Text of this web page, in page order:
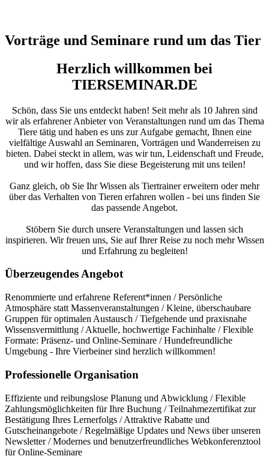
Vorträge und Seminare rund um das Tier
Herzlich willkommen bei
TIERSEMINAR.DE
Schön, dass Sie uns entdeckt haben! Seit mehr als 10 Jahren sind
wir als erfahrener Anbieter von Veranstaltungen rund um das Thema
Tiere tätig und haben es uns zur Aufgabe gemacht, Ihnen eine
vielfältige Auswahl an Seminaren, Vorträgen und Wanderreisen zu
bieten. Dabei steckt in allem, was wir tun, Leidenschaft und Freude,
und wir hoffen, dass Sie diese Begeisterung mit uns teilen!
Ganz gleich, ob Sie Ihr Wissen als Tiertrainer erweitern oder mehr
über das Verhalten von Tieren erfahren wollen - bei uns finden Sie
das passende Angebot.
Stöbern Sie durch unsere Veranstaltungen und lassen sich
inspirieren. Wir freuen uns, Sie auf Ihrer Reise zu noch mehr Wissen
und Erfahrung zu begleiten!
Überzeugendes Angebot
Renommierte und erfahrene Referent*innen / Persönliche
Atmosphäre statt Massenveranstaltungen / Kleine, überschaubare
Gruppen für optimalen Austausch / Tiefgehende und praxisnahe
Wissensvermittlung / Aktuelle, hochwertige Fachinhalte / Flexible
Formate: Präsenz- und Online-Seminare / Hundefreundliche
Umgebung - Ihre Vierbeiner sind herzlich willkommen!
Professionelle Organisation
Effiziente und reibungslose Planung und Abwicklung / Flexible
Zahlungsmöglichkeiten für Ihre Buchung / Teilnahmezertifikat zur
Bestätigung Ihres Lernerfolgs / Attraktive Rabatte und
Gutscheinangebote / Regelmäßige Updates und News über unseren
Newsletter / Modernes und benutzerfreundliches Webkonferenztool
für Online-Seminare